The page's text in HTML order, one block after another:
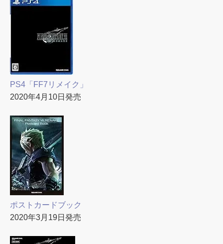
PS4「FF7リメイク」
2020年4月10日発売
ポストカードブック
2020年3月19日発売